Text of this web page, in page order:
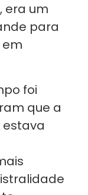
era um
para
foi
que a